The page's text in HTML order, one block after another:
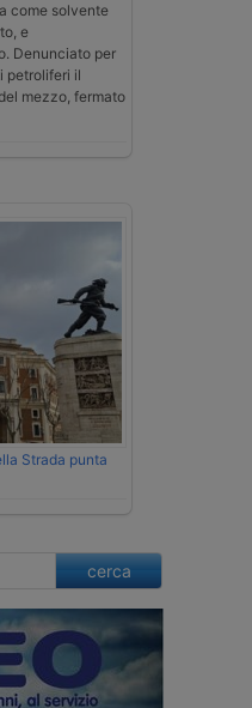
come solvente
e
Denunciato per
petroliferi il
mezzo, fermato
Strada punta
cerca